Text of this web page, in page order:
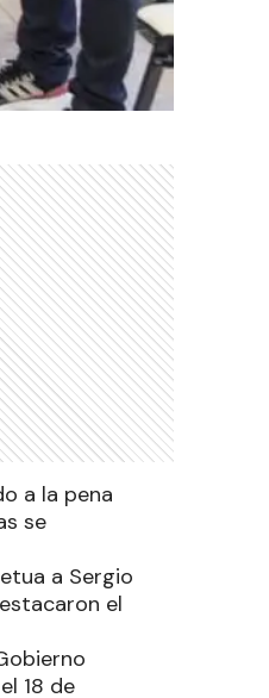
a la pena
se
a Sergio
el
18 de